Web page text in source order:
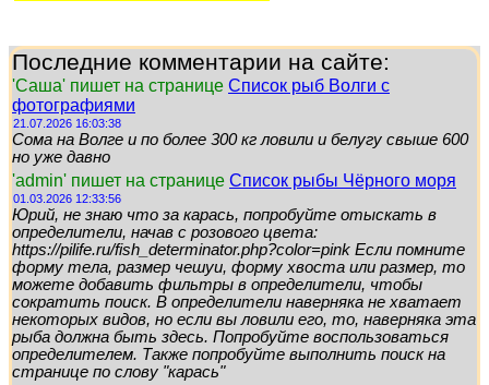
Последние комментарии на сайте:
'Саша' пишет на странице Список рыб Волги с
фотографиями
21.07.2026 16:03:38
Сома на Волге и по более 300 кг ловили и белугу свыше 600
но уже давно
'admin' пишет на странице Список рыбы Чёрного моря
01.03.2026 12:33:56
Юрий, не знаю что за карась, попробуйте отыскать в
определители, начав с розового цвета:
https://pilife.ru/fish_determinator.php?color=pink Если помните
форму тела, размер чешуи, форму хвоста или размер, то
можете добавить фильтры в определители, чтобы
сократить поиск. В определители наверняка не хватает
некоторых видов, но если вы ловили его, то, наверняка эта
рыба должна быть здесь. Попробуйте воспользоваться
определителем. Также попробуйте выполнить поиск на
странице по слову "карась"